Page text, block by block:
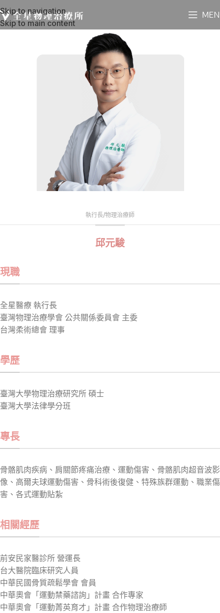
Skip to navigation
Skip to main content
執行長/物理治療師
邱元駿
現職
全星醫療 執行長
臺灣物理治療學會 公共關係委員會 主委
台灣柔術總會 理事
學歷
臺灣大學物理治療研究所 碩士
臺灣大學法律學分班
專長
骨骼肌肉疾病、肩關節疼痛治療、運動傷害、骨骼肌肉超音波影
像、高爾夫球運動傷害、骨科術後復健、特殊族群運動、職業傷
害、各式運動貼紮
相關經歷
前安民家醫診所 營運長
台大醫院臨床研究人員
中華民國骨質疏鬆學會 會員
中華奧會「運動禁藥諮詢」計畫 合作專家
中華奧會「運動菁英育才」計畫 合作物理治療師